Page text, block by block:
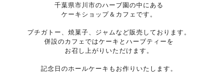
千葉県市川市のハーブ園の中にある
ケーキショップ＆カフェです。
プチガトー、焼菓子、ジャムなど販売しております。
併設のカフェではケーキとハーブティーを
お召し上がりいただけます。
記念日のホールケーキもお作りいたします。